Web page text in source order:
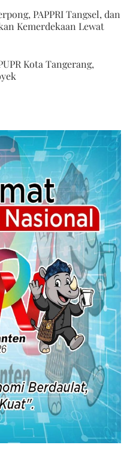
PAPPRI Tangsel, dan
Kemerdekaan Lewat
Kota Tangerang,